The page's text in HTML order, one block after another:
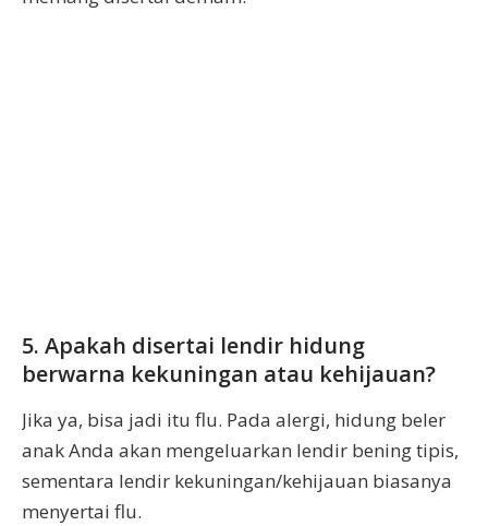
5. Apakah disertai lendir hidung
berwarna kekuningan atau kehijauan?
Jika ya, bisa jadi itu flu. Pada alergi, hidung beler
anak Anda akan mengeluarkan lendir bening tipis,
sementara lendir kekuningan/kehijauan biasanya
menyertai flu.